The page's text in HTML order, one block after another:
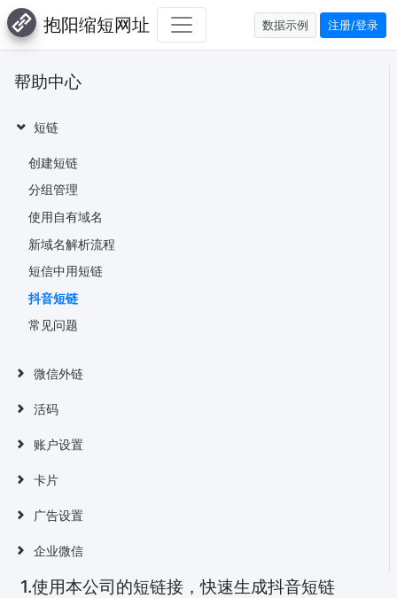
抱阳缩短网址 数据示例 注册/登录
帮助中心
短链
创建短链
分组管理
使用自有域名
新域名解析流程
短信中用短链
抖音短链
常见问题
微信外链
活码
账户设置
卡片
广告设置
企业微信
1.使用本公司的短链接，快速生成抖音短链